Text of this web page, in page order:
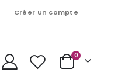
Créer un compte
Cart
0Articles